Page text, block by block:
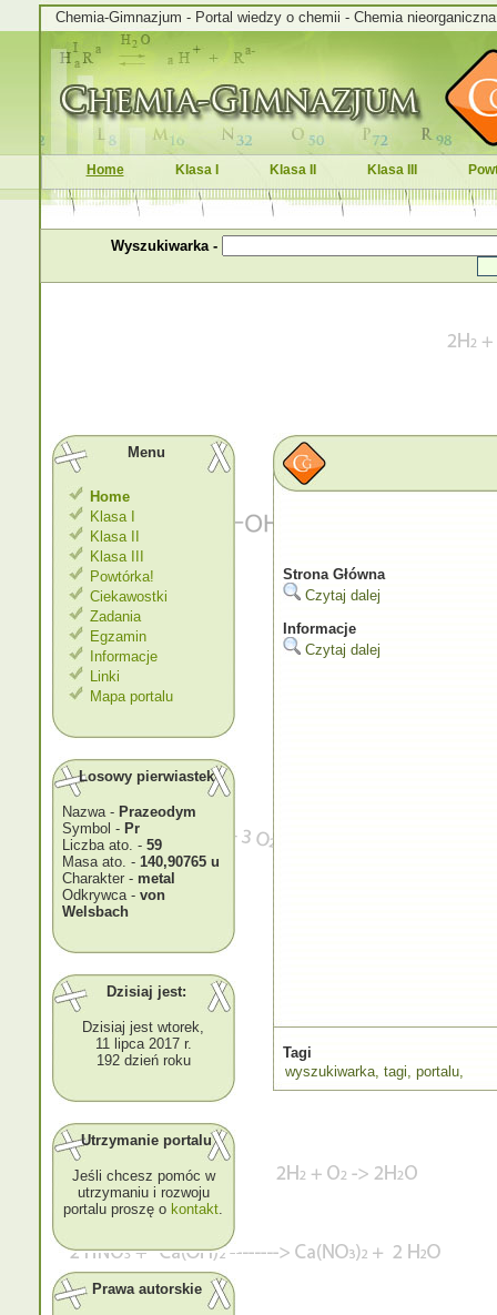
Chemia-Gimnazjum - Portal wiedzy o chemii - Chemia
Home Klasa I Klasa II Klasa III
Wyszukiwarka -
Menu
Home
Klasa I
Klasa II
Klasa III
Powtórka!
Ciekawostki
Zadania
Egzamin
Informacje
Linki
Mapa portalu
Losowy pierwiastek
Nazwa - Prazeodym
Symbol - Pr
Liczba ato. - 59
Masa ato. - 140,90765 u
Charakter - metal
Odkrywca - von
Welsbach
Dzisiaj jest:
Dzisiaj jest wtorek,
11 lipca 2017 r.
192 dzień roku
Utrzymanie portalu
Jeśli chcesz pomóc w
utrzymaniu i rozwoju
portalu proszę o kontakt.
Prawa autorskie
Strona Główna
Czytaj dalej
Informacje
Czytaj dalej
Tagi
wyszukiwarka, tagi, portalu,